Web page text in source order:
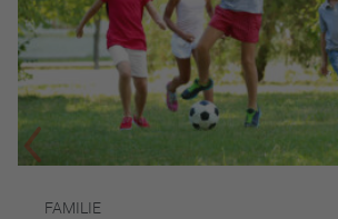
FAMILIE